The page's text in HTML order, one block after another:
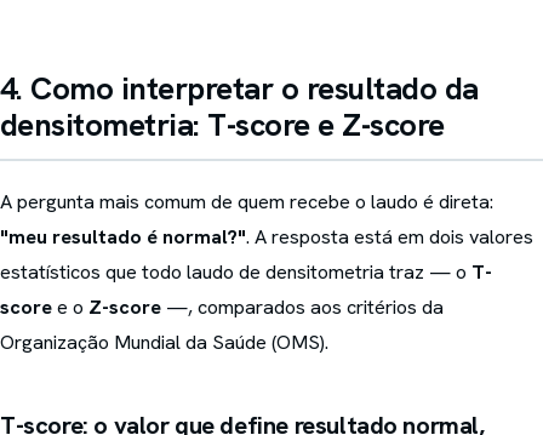
4. Como interpretar o resultado da
densitometria: T-score e Z-score
A pergunta mais comum de quem recebe o laudo é direta:
"meu resultado é normal?". A resposta está em dois valores
estatísticos que todo laudo de densitometria traz — o T-
scoree o Z-score —, comparados aos critérios da
Organização Mundial da Saúde (OMS).
T-score: o valor que define resultado normal,